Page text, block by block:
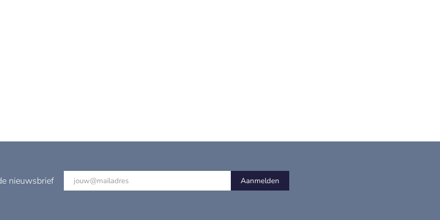
nieuwsbrief Aanmelden